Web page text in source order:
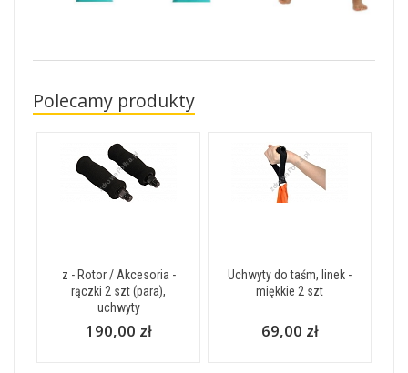
Polecamy produkty
z - Rotor / Akcesoria -
rączki 2 szt (para),
uchwyty
190,00 zł
Uchwyty do taśm, linek -
miękkie 2 szt
69,00 zł